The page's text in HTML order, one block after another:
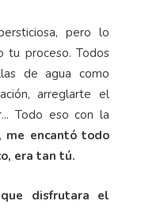
pero lo
tu proceso. Todos
de agua como
arreglarte el
Todo eso con la
me encantó todo
era tan tú.
disfrutara el